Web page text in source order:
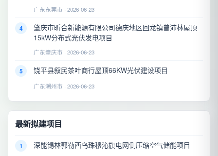
广东东莞市 · 2026-06-23
4
肇庆市昕合新能源有限公司德庆地区回龙镇曾沛林屋顶
15kW分布式光伏发电项目
广东肇庆市 · 2026-06-23
5 饶平县叙民茶叶商行屋顶66KW光伏建设项目
广东潮州市 · 2026-06-23
最新拟建项目
1 深能锡林郭勒西乌珠穆沁旗电网侧压缩空气储能项目